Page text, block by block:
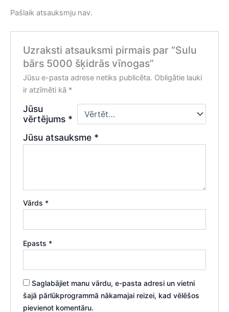
Pašlaik atsauksmju nav.
Uzraksti atsauksmi pirmais par “Sulu
bārs 5000 šķidrās vīnogas”
Jūsu e-pasta adrese netiks publicēta. Obligātie lauki
ir atzīmēti kā *
Jūsu
vērtējums *
Jūsu atsauksme *
Vārds *
Epasts *
Saglabājiet manu vārdu, e-pasta adresi un vietni
šajā pārlūkprogrammā nākamajai reizei, kad vēlēšos
pievienot komentāru.